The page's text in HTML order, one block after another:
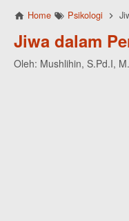
Home Psikologi
Jiwa dalam
Oleh: Mushlihin, S.Pd.I,